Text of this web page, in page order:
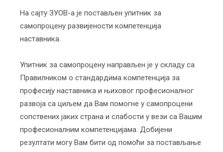
На сајту ЗУОВ-а је постављен упитник за
самопроцену развијености компетенција
наставника.
Упитник за самопроцену направљен је у складу са
Правилником о стандардима компетенција за
професију наставника и њиховог професионалног
развоја са циљем да Вам помогне у самопроцени
сопствених јаких страна и слабости у вези са Вашим
професионалним компетенцијама. Добијени
резултати могу Вам бити од помоћи за постављање